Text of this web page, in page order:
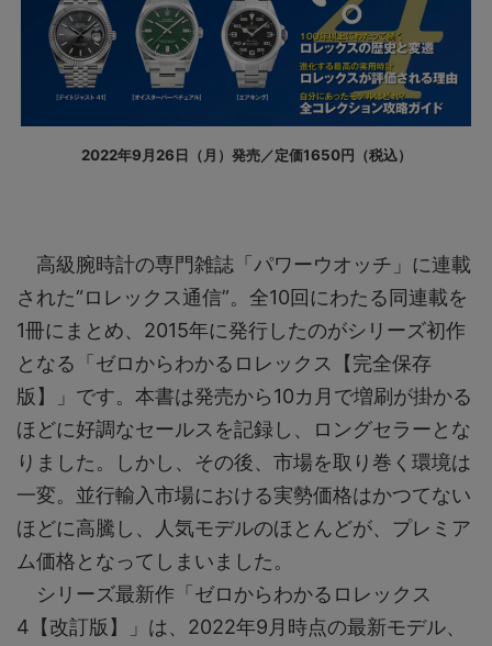
2022年9月26日（月）発売／定価1650円（税込）
高級腕時計の専門雑誌「パワーウオッチ」に連載
された“ロレックス通信”。全10回にわたる同連載を
1冊にまとめ、2015年に発行したのがシリーズ初作
となる「ゼロからわかるロレックス【完全保存
版】」です。本書は発売から10カ月で増刷が掛かる
ほどに好調なセールスを記録し、ロングセラーとな
りました。しかし、その後、市場を取り巻く環境は
一変。並行輸入市場における実勢価格はかつてない
ほどに高騰し、人気モデルのほとんどが、プレミア
ム価格となってしまいました。
シリーズ最新作「ゼロからわかるロレックス
4【改訂版】」は、2022年9月時点の最新モデル、